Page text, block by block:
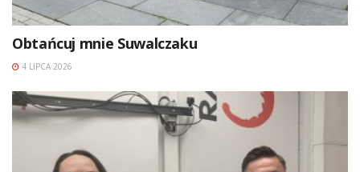
Obtańcuj mnie Suwalczaku
4 LIPCA 2026